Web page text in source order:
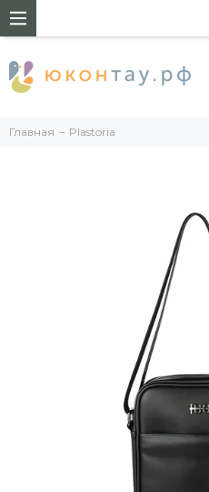
Главная Plastoria